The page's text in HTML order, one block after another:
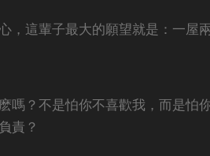
，這輩子最大的願望就是：一屋
嗎？不是怕你不喜歡我，而是怕
責？